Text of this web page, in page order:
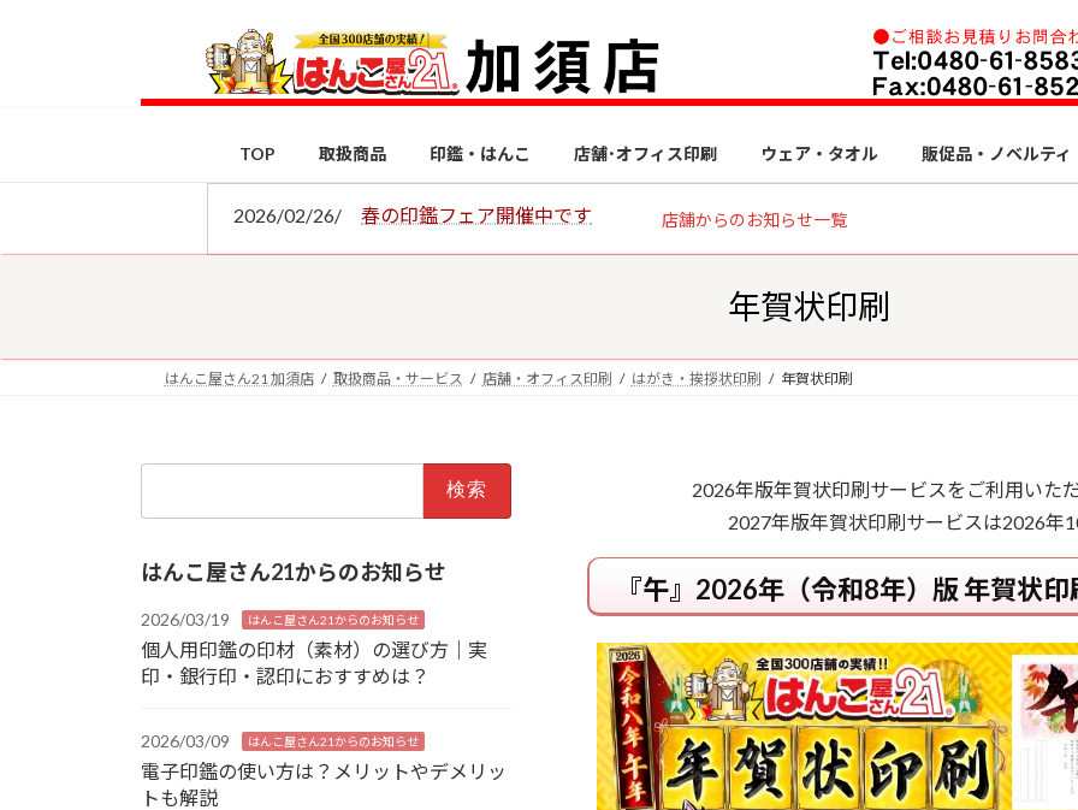
ス
ン
TOP 取扱商品 印鑑・はんこ 店舗･オフィス印刷 ウェア・タオル 販促品・ノベルティ
2026/02/26/ 春の印鑑フェア開催中です 店舗からのお知らせ一覧
年賀状印刷
はんこ屋さん21 加須店 取扱商品・サービス 店舗・オフィス印刷 はがき・挨拶状印刷 年賀状印刷
2026年版年賀状印刷サービスをご利用いた
2027年版年賀状印刷サービスは2026年
『午』2026年（令和8年）版 年賀状印
はんこ屋さん21からのお知らせ
2026/03/19 はんこ屋さん21からのお知らせ
個人用印鑑の印材（素材）の選び方｜実
印・銀行印・認印におすすめは？
2026/03/09 はんこ屋さん21からのお知らせ
電子印鑑の使い方は？メリットやデメリッ
トも解説